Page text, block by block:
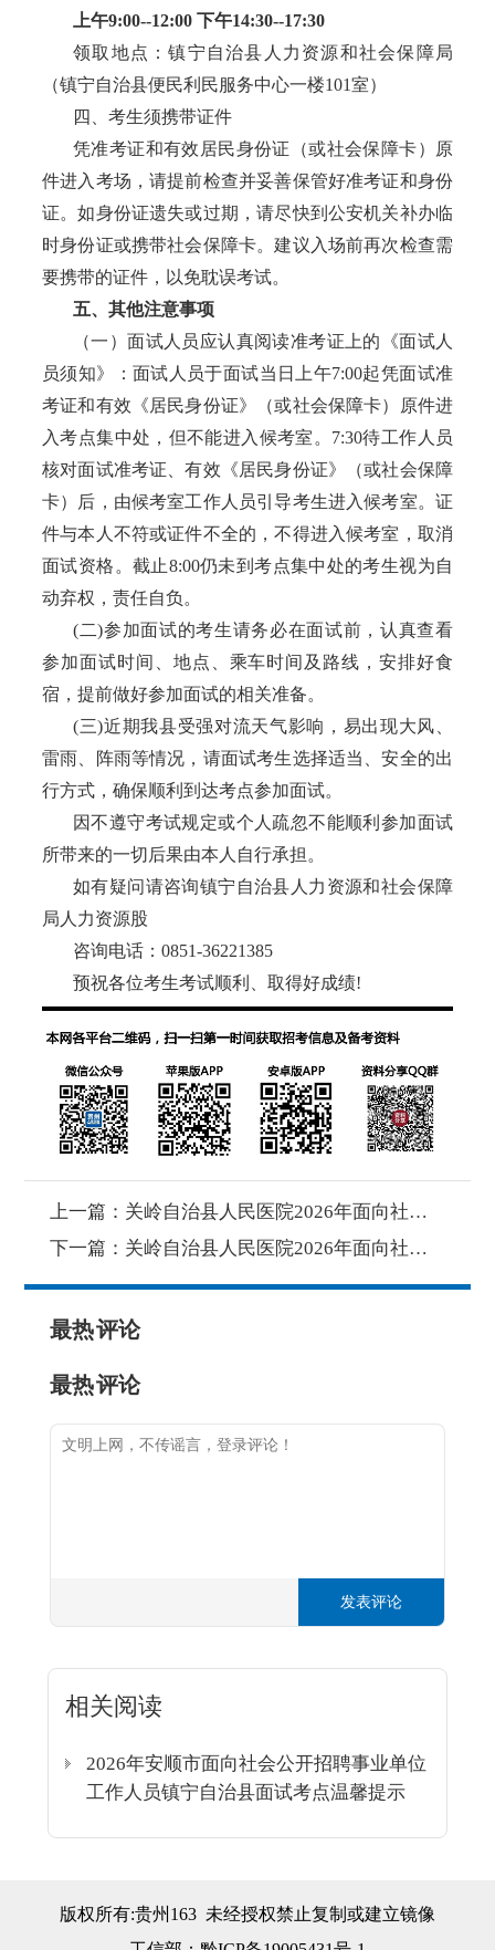
上午9:00--12:00 下午14:30--17:30
领取地点：镇宁自治县人力资源和社会保障局
（镇宁自治县便民利民服务中心一楼101室）
四、考生须携带证件
凭准考证和有效居民身份证（或社会保障卡）原
件进入考场，请提前检查并妥善保管好准考证和身份
证。如身份证遗失或过期，请尽快到公安机关补办临
时身份证或携带社会保障卡。建议入场前再次检查需
要携带的证件，以免耽误考试。
五、其他注意事项
（一）面试人员应认真阅读准考证上的《面试人
员须知》：面试人员于面试当日上午7:00起凭面试准
考证和有效《居民身份证》（或社会保障卡）原件进
入考点集中处，但不能进入候考室。7:30待工作人员
核对面试准考证、有效《居民身份证》（或社会保障
卡）后，由候考室工作人员引导考生进入候考室。证
件与本人不符或证件不全的，不得进入候考室，取消
面试资格。截止8:00仍未到考点集中处的考生视为自
动弃权，责任自负。
(二)参加面试的考生请务必在面试前，认真查看
参加面试时间、地点、乘车时间及路线，安排好食
宿，提前做好参加面试的相关准备。
(三)近期我县受强对流天气影响，易出现大风、
雷雨、阵雨等情况，请面试考生选择适当、安全的出
行方式，确保顺利到达考点参加面试。
因不遵守考试规定或个人疏忽不能顺利参加面试
所带来的一切后果由本人自行承担。
如有疑问请咨询镇宁自治县人力资源和社会保障
局人力资源股
咨询电话：0851-36221385
预祝各位考生考试顺利、取得好成绩!
上一篇： 关岭自治县人民医院2026年面向社会公开招聘合同制人员面试成绩及总成绩公告
下一篇： 关岭自治县人民医院2026年面向社会公开招聘合同制人员体检相关事宜公告
最热评论
最热评论
发表评论
相关阅读
2026年安顺市面向社会公开招聘事业单位
工作人员镇宁自治县面试考点温馨提示
版权所有:贵州163 未经授权禁止复制或建立镜像